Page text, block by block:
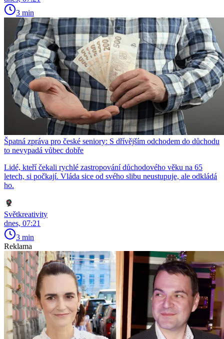
3 min
Špatná zpráva pro české seniory: S dřívějším odchodem do důchodu
to nevypadá vůbec dobře
Lidé, kteří čekali rychlé zastropování důchodového věku na 65
letech, si počkají. Vláda sice od svého slibu neustupuje, ale odkládá
ho.
Světkreativity
dnes, 07:21
3 min
Reklama